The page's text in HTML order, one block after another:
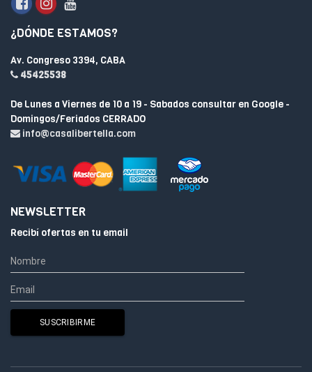
¿DÓNDE ESTAMOS?
Av. Congreso 3394, CABA
45425538
De Lunes a Viernes de 10 a 19 - Sabados consultar en Google -
Domingos/Feriados CERRADO
info@casalibertella.com
NEWSLETTER
Recibí ofertas en tu email